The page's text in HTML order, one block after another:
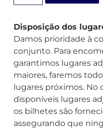
Disposição dos
Damos prioridade à
conjunto. Para
garantimos lugares
maiores, faremos
lugares próximos. No
disponíveis lugares
os bilhetes são
assegurando que